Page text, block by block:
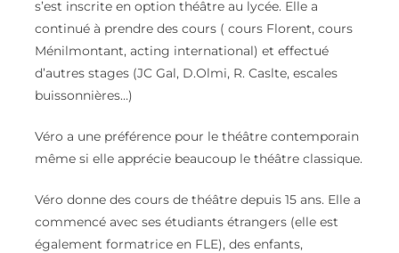
s’est inscrite en option théâtre au lycée. Elle a
continué à prendre des cours ( cours Florent, cours
Ménilmontant, acting international) et effectué
d’autres stages (JC Gal, D.Olmi, R. Caslte, escales
buissonnières…)
Véro a une préférence pour le théâtre contemporain
même si elle apprécie beaucoup le théâtre classique.
Véro donne des cours de théâtre depuis 15 ans. Elle a
commencé avec ses étudiants étrangers (elle est
également formatrice en FLE), des enfants,